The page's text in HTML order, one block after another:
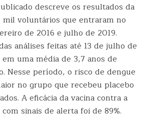
descreve os resultados da
mil voluntários que entraram no
de 2016 e julho de 2019.
análises feitas até 13 de julho de
uma média de 3,7 anos de
Nesse período, o risco de dengue
no grupo que recebeu placebo
A eficácia da vacina contra a
sinais de alerta foi de 89%.